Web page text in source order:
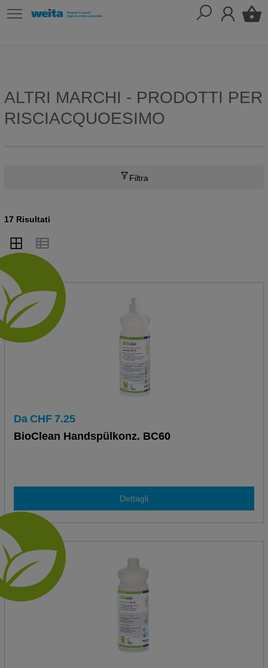
ALTRI MARCHI - PRODOTTI PER
RISCIACQUOESIMO
Filtra
17 Risultati
Da CHF 7.25
BioClean Handspülkonz. BC60
Dettagli